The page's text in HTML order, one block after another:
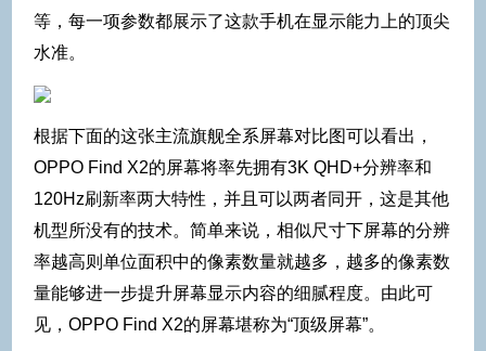
等，每一项参数都展示了这款手机在显示能力上的顶尖
水准。
根据下面的这张主流旗舰全系屏幕对比图可以看出，
OPPO Find X2的屏幕将率先拥有3K QHD+分辨率和
120Hz刷新率两大特性，并且可以两者同开，这是其他
机型所没有的技术。简单来说，相似尺寸下屏幕的分辨
率越高则单位面积中的像素数量就越多，越多的像素数
量能够进一步提升屏幕显示内容的细腻程度。由此可
见，OPPO Find X2的屏幕堪称为“顶级屏幕”。